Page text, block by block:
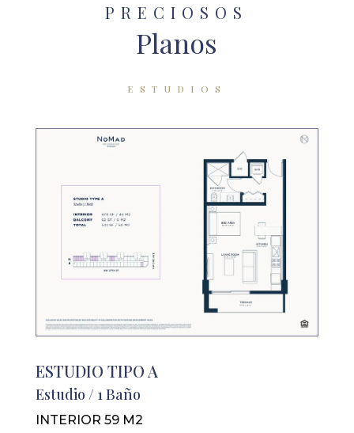
PRECIOSOS
Planos
ESTUDIOS
ESTUDIO TIPO A
Estudio / 1 Baño
INTERIOR 59 M2